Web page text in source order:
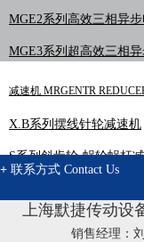
MGE2系列高效三相异
MGE3系列超高效三相
减速机 MRGENTR
X.B系列摆线针轮减速机
S系列斜齿轮-蜗轮蜗杆
K系列斜齿轮-螺旋伞齿
+ 联系方式 Contact Us
上海默捷传动设
销售经理：刘